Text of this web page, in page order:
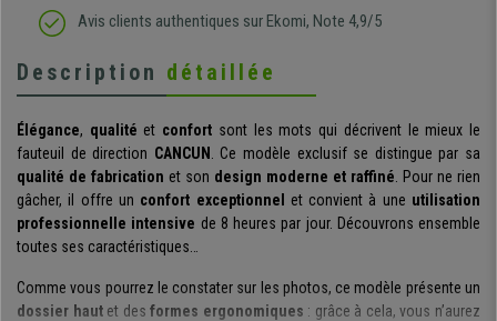
Avis clients authentiques sur Ekomi, Note 4,9/5
Description détaillée
Élégance, qualité et confort sont les mots qui décrivent le mieux le
fauteuil de direction CANCUN . Ce modèle exclusif se distingue par sa
qualité de fabrication et son design moderne et raffiné. Pour ne rien
gâcher, il offre un confort exceptionnel et convient à une utilisation
professionnelle intensive de 8 heures par jour. Découvrons ensemble
toutes ses caractéristiques…
Comme vous pourrez le constater sur les photos, ce modèle présente un
dossier hautet des formes ergonomiques : grâce à cela, vous n’aurez